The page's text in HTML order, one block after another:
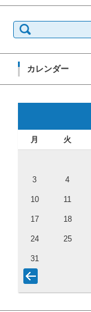
検索:
カレンダー
月 火
3 4
10 11
17 18
24 25
31